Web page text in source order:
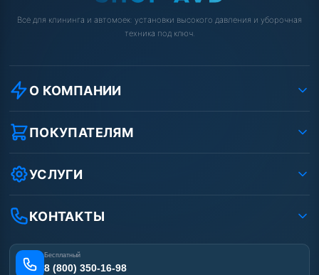
Всё для клининга и автомоек: установки высокого давления и уборочная
техника под ключ.
О КОМПАНИИ
О компании
Реквизиты ООО «Шоп АВД»
Условия соглашения
Вакансии
Статьи
ПОКУПАТЕЛЯМ
Как заказать?
Оплата
Лизинг
Получить скидку
УСЛУГИ
Услуги
Аренда АВД
Сертификаты
Наши работы
КОНТАКТЫ
Бесплатный
8 (800) 350-16-98